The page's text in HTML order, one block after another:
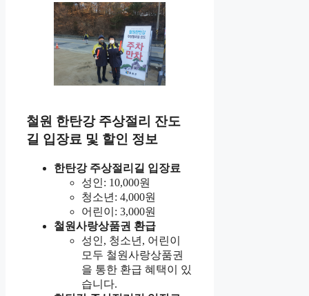
철원 한탄강 주상절리 잔도
길 입장료 및 할인 정보
한탄강 주상절리길 입장료
성인: 10,000원
청소년: 4,000원
어린이: 3,000원
철원사랑상품권 환급
성인, 청소년, 어린이
모두 철원사랑상품권
을 통한 환급 혜택이 있
습니다.